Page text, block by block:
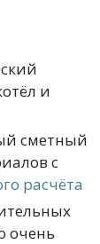
и
сметный
с
расчёта
очень